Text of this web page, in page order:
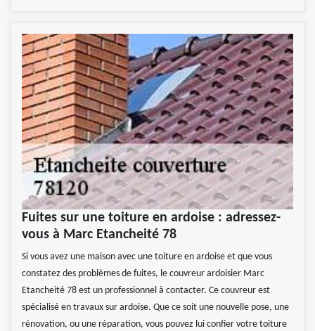
Fuites sur une toiture en ardoise : adressez-
vous à Marc Etancheité 78
Si vous avez une maison avec une toiture en ardoise et que vous
constatez des problèmes de fuites, le couvreur ardoisier Marc
Etancheité 78 est un professionnel à contacter. Ce couvreur est
spécialisé en travaux sur ardoise. Que ce soit une nouvelle pose, une
rénovation, ou une réparation, vous pouvez lui confier votre toiture